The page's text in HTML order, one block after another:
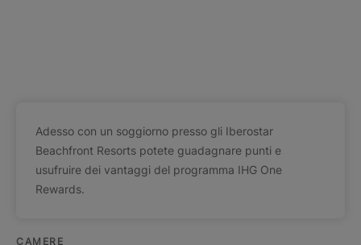
Adesso con un soggiorno presso gli Iberostar
Beachfront Resorts potete guadagnare punti e
usufruire dei vantaggi del programma IHG One
Rewards.
CAMERE